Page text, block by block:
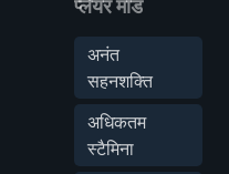
प्लेयर मॉड
अनंत
सहनशक्ति
अधिकतम
स्टैमिना